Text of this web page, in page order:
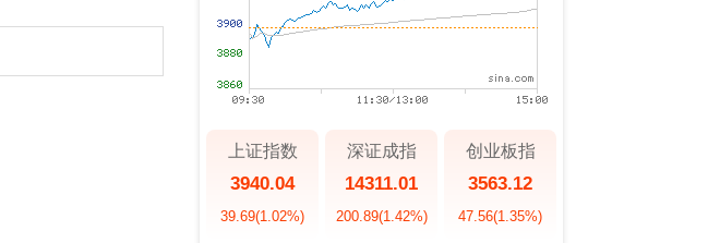
上证指数
3940.04
39.69(1.02%)
深证成指
14311.01
200.89(1.42%)
创业板指
3563.12
47.56(1.35%)